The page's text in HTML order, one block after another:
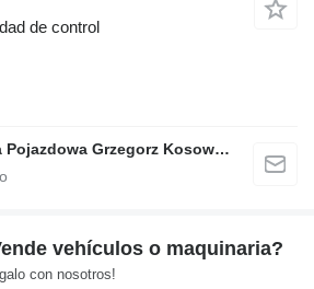
de control
Kosowski Elektronika Pojazdowa Grzegorz Kosowski
vehículos o maquinaria?
con nosotros!